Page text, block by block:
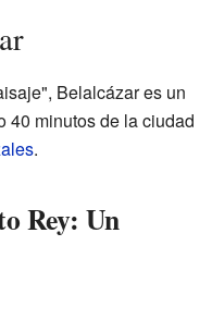
Belalcázar es un
40 minutos de la ciudad
.
Rey: Un